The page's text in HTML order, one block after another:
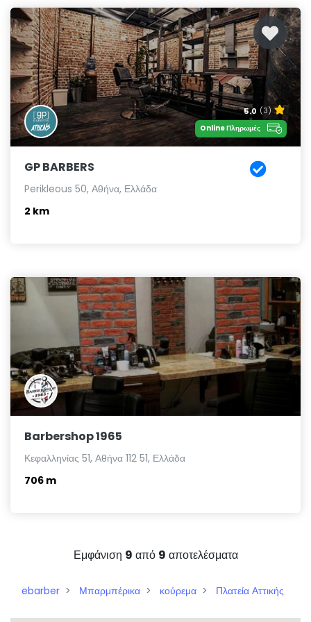
5.0 (3)
Online Πληρωμές
GP BARBERS
Perikleous 50, Αθήνα, Ελλάδα
2 km
Barbershop 1965
Κεφαλληνίας 51, Αθήνα 112 51, Ελλάδα
706 m
Εμφάνιση 9 από 9 αποτελέσματα
ebarber Μπαρμπέρικα κούρεμα Πλατεία Αττικής